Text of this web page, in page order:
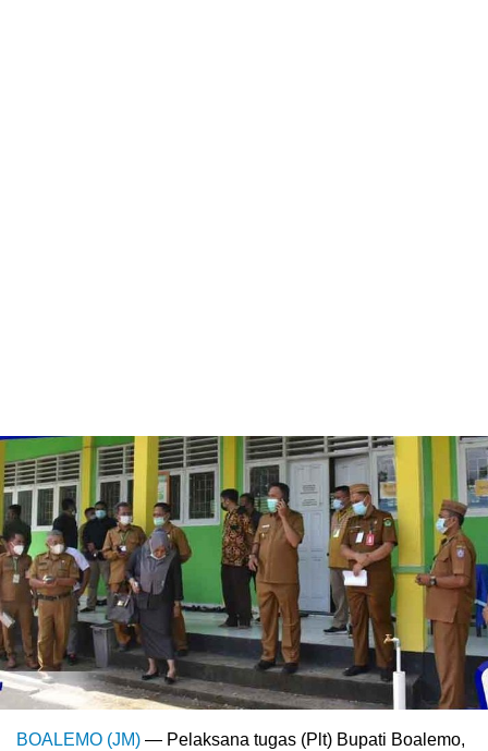
BOALEMO (JM) — Pelaksana tugas (Plt) Bupati Boalemo,